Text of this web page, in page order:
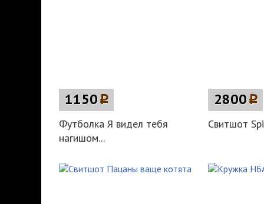
1150p
Футболка Я видел тебя
нагишом...
2800p
Свитшот